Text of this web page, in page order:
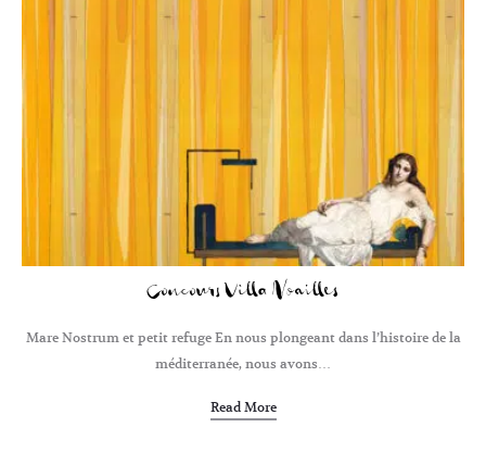
Concours Villa Noailles
Mare Nostrum et petit refuge En nous plongeant dans l’histoire de la
méditerranée, nous avons…
Read More